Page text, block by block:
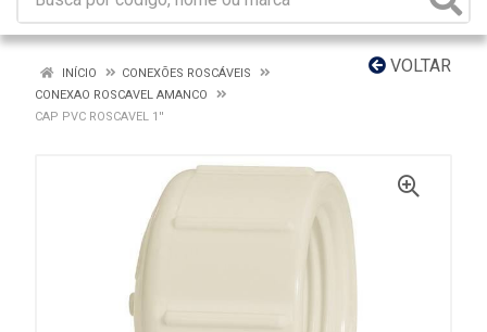
VOLTAR
INÍCIO
CONEXÕES ROSCÁVEIS
CONEXAO ROSCAVEL AMANCO
CAP PVC ROSCAVEL 1''